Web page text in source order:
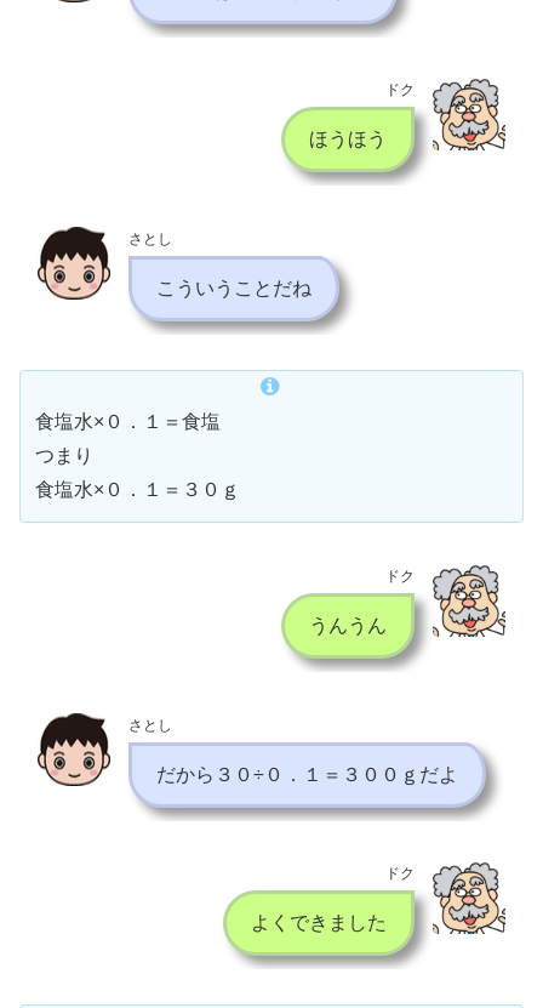
ドク
ほうほう
さとし
こういうことだね
食塩水×０．１＝食塩
つまり
食塩水×０．１＝３０ｇ
ドク
うんうん
さとし
だから３０÷０．１＝３００ｇだよ
ドク
よくできました